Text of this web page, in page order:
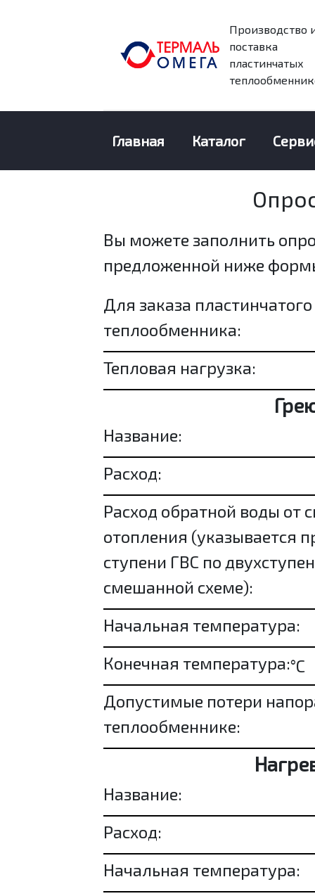
Производство
поставка
пластинчатых
Главная Каталог
Вы можете заполнить
предложенной ниже
Для заказа пластинчатого
теплообменника:
Тепловая нагрузка:
Название:
Расход:
Расход обратной воды от
отопления (указывается
ступени ГВС по
смешанной схеме):
Начальная температура:
Конечная температура:°С
Допустимые потери
теплообменнике:
Название:
Расход:
Начальная температура: